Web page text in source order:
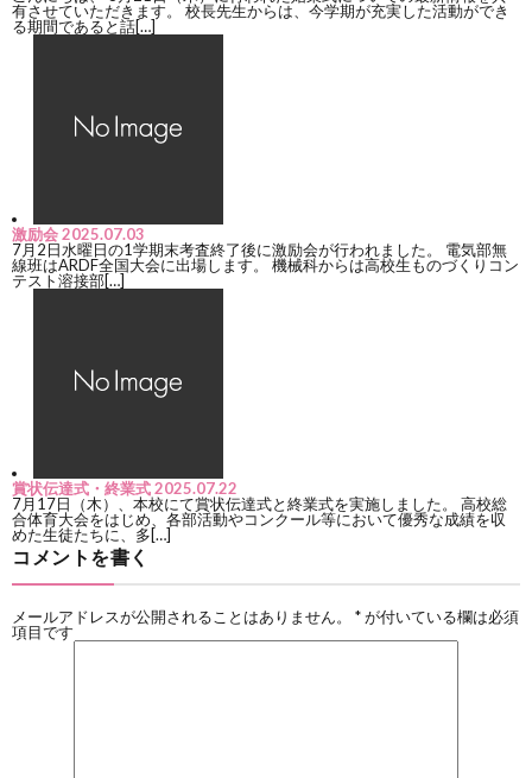
有させていただきます。 校長先生からは、今学期が充実した活動ができ
る期間であると話[…]
激励会2025.07.03
7月2日水曜日の1学期末考査終了後に激励会が行われました。 電気部無
線班はARDF全国大会に出場します。 機械科からは高校生ものづくりコン
テスト溶接部[…]
賞状伝達式・終業式2025.07.22
7月17日（木）、本校にて賞状伝達式と終業式を実施しました。 高校総
合体育大会をはじめ、各部活動やコンクール等において優秀な成績を収
めた生徒たちに、多[…]
コメントを書く
メールアドレスが公開されることはありません。 *が付いている欄は必須
項目です